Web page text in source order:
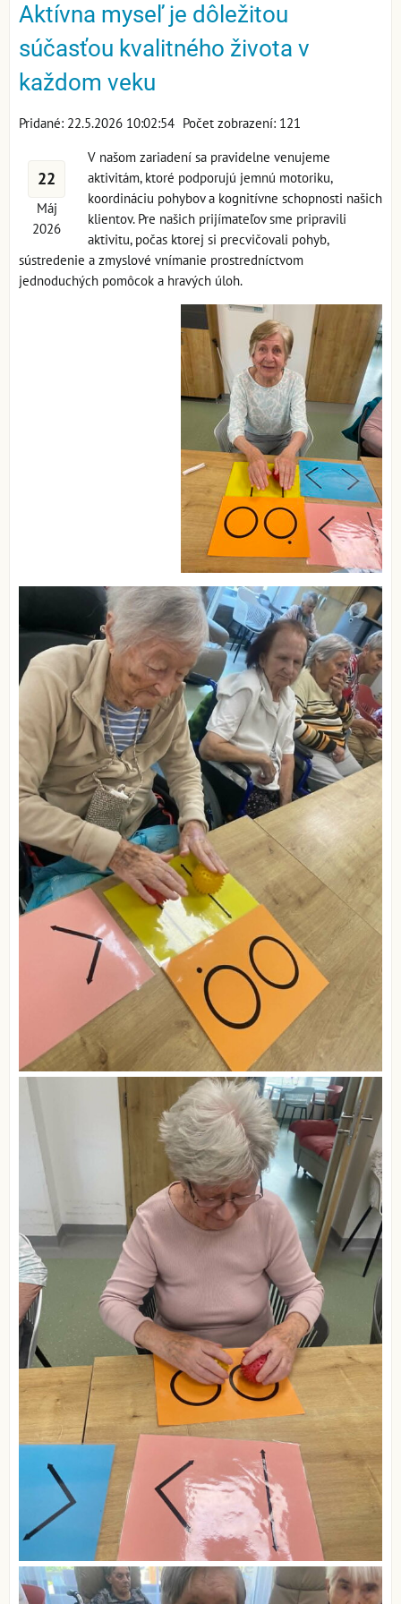
Aktívna myseľ je dôležitou
súčasťou kvalitného života v
každom veku
Pridané: 22.5.2026 10:02:54 Počet zobrazení: 121
22
Máj
2026
V našom zariadení sa pravidelne venujeme
aktivitám, ktoré podporujú jemnú motoriku,
koordináciu pohybov a kognitívne schopnosti našich
klientov. Pre našich prijímateľov sme pripravili
aktivitu, počas ktorej si precvičovali pohyb,
sústredenie a zmyslové vnímanie prostredníctvom
jednoduchých pomôcok a hravých úloh.